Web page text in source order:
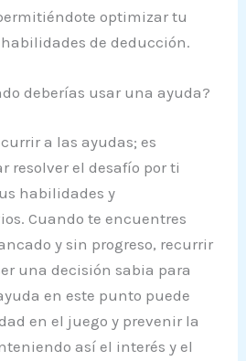
optimizar tu
de deducción.
deberías usar una ayuda?
a las ayudas; es
resolver el desafío por ti
habilidades y
Cuando te encuentres
y sin progreso, recurrir
una decisión sabia para
en este punto puede
en el juego y prevenir la
así el interés y el